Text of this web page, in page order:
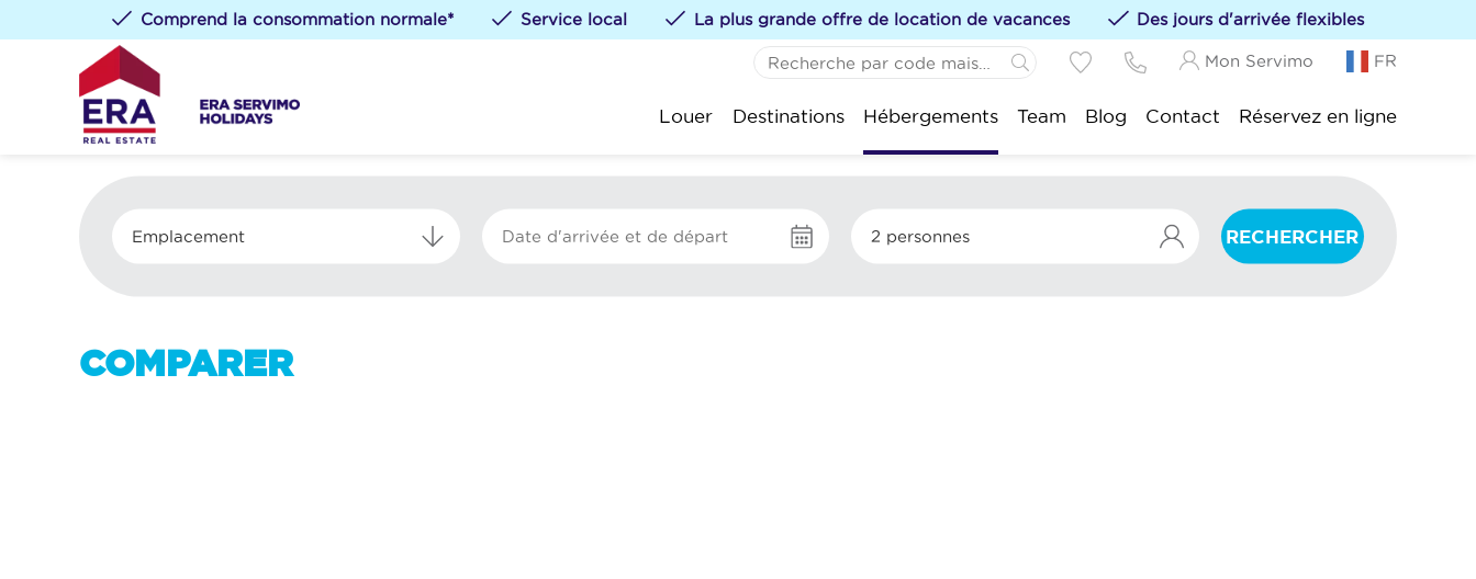
Comprend la consommation normale* Service local La plus grande offre de location de vacances Des jours d'arrivée flexibles
Vous pouvez ajouter des hébergements à vos favoris en cliquant sur le
Mon Servimo FR
Louer Destinations Hébergements Team Blog Contact Réservez en ligne
Emplacement 2 personnes RECHERCHER
COMPARER